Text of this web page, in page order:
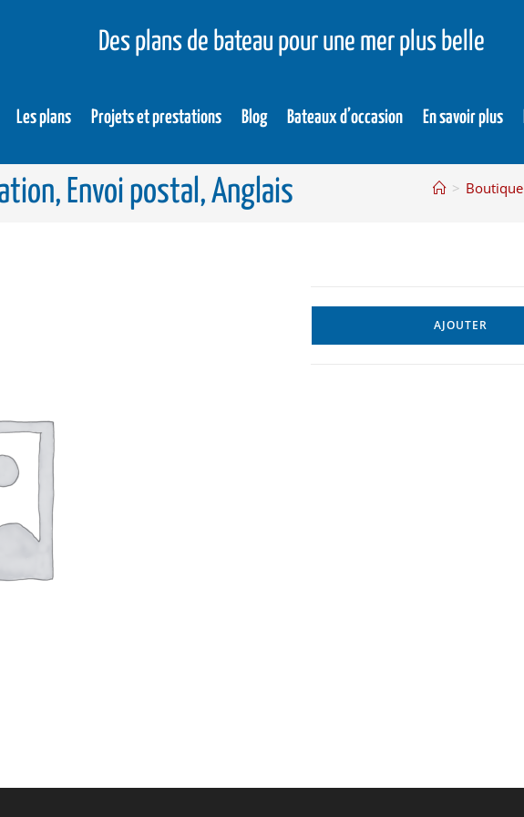
Des plans de bateau pour une mer plus belle
Les plans Projets et prestations Blog Bateaux d’occasion En savoir plus
Envoi postal, Anglais > Boutique
AJOUTER